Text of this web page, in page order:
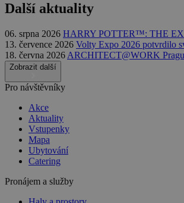
Další aktuality
06. srpna 2026 HARRY POTTER™: THE
13. července 2026 Volty Expo 2026 potvrdilo
18. června 2026 ARCHITECT@WORK
Zobrazit další
Pro návštěvníky
Akce
Aktuality
Vstupenky
Mapa
Ubytování
Catering
Pronájem a služby